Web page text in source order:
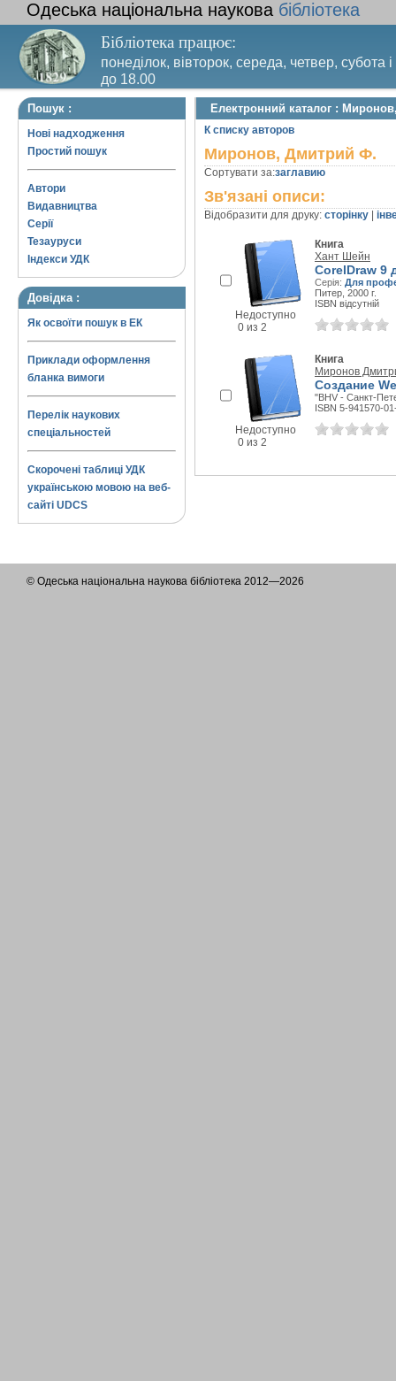
Одеська національна наукова бібліотека
Бібліотека працює:
понеділок, вівторок, середа, четвер, субота
до 18.00
Вихідний день – п’ятниця. Останній четвер
Пошук :
Нові надходження
Простий пошук
Автори
Видавництва
Серії
Тезауруси
Індекси УДК
Довідка :
Як освоїти пошук в ЕК
Приклади оформлення
бланка вимоги
Перелік наукових
спеціальностей
Скорочені таблиці УДК
українською мовою на веб-
сайті UDCS
Електронний каталог :
К списку авторов
Миронов, Дмитрий Ф.
Сортувати за:заглавию
Зв'язані описи:
Відобразити для друку: сторінку
Недоступно
0 из 2
Книга
Хант Шейн
CorelDraw 9
Серія: Для
Питер, 2000 г.
ISBN відсутній
Недоступно
0 из 2
Книга
Миронов
Создание
"BHV - Санкт-
ISBN 5-941570-
© Одеська національна наукова бібліотека 2012—2026